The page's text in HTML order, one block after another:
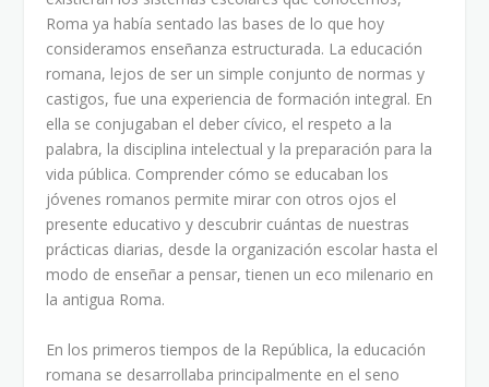
Roma ya había sentado las bases de lo que hoy
consideramos enseñanza estructurada. La educación
romana, lejos de ser un simple conjunto de normas y
castigos, fue una experiencia de formación integral. En
ella se conjugaban el deber cívico, el respeto a la
palabra, la disciplina intelectual y la preparación para la
vida pública. Comprender cómo se educaban los
jóvenes romanos permite mirar con otros ojos el
presente educativo y descubrir cuántas de nuestras
prácticas diarias, desde la organización escolar hasta el
modo de enseñar a pensar, tienen un eco milenario en
la antigua Roma.
En los primeros tiempos de la República, la educación
romana se desarrollaba principalmente en el seno